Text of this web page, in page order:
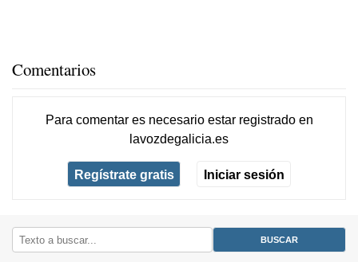
Comentarios
Para comentar es necesario estar registradoen
lavozdegalicia.es
Regístrate gratis Iniciar sesión